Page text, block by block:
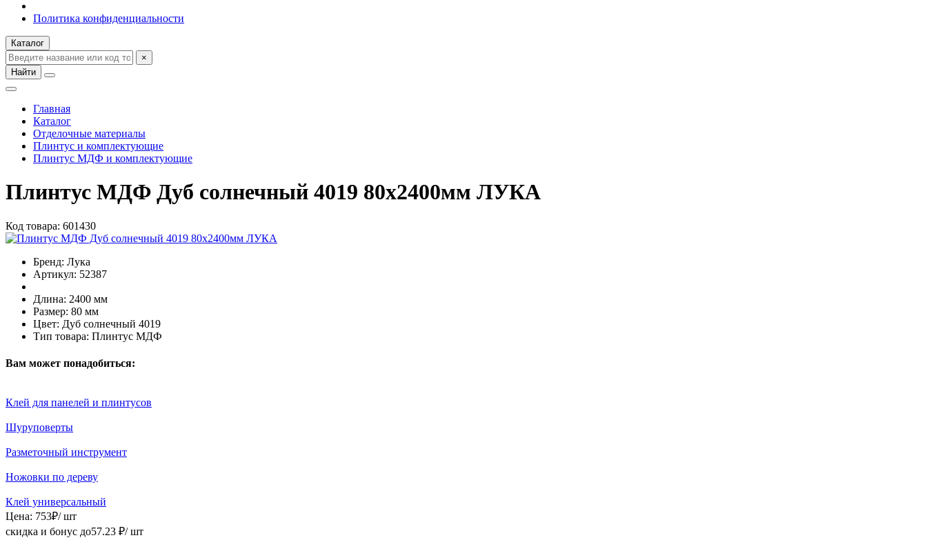
Политика конфиденциальности
Каталог
×
Найти
Главная
Каталог
Отделочные материалы
Плинтус и комплектующие
Плинтус МДФ и комплектующие
Плинтус МДФ Дуб солнечный 4019 80х2400мм ЛУКА
Код товара: 601430
Бренд: Лука
Артикул: 52387
Длина: 2400 мм
Размер: 80 мм
Цвет: Дуб солнечный 4019
Тип товара: Плинтус МДФ
Вам может понадобиться:
Клей для панелей и плинтусов
Шуруповерты
Разметочный инструмент
Ножовки по дереву
Клей универсальный
Цена: 753₽/ шт
скидка и бонус до57.23 ₽/ шт